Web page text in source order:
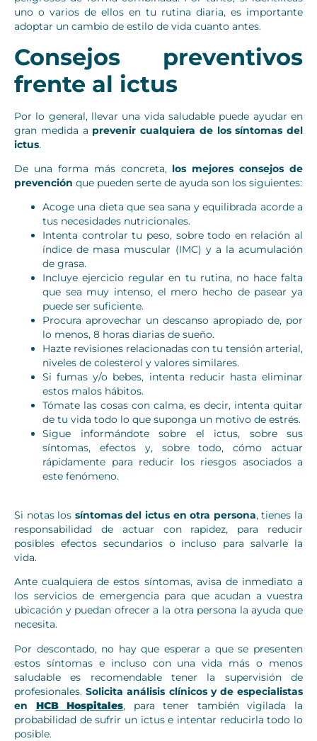
uno o varios de ellos en tu rutina diaria, es importante
adoptar un cambio de estilo de vida cuanto antes.
Consejos preventivos
frente al ictus
Por lo general, llevar una vida saludable puede ayudar en
gran medida a prevenir cualquiera de los síntomas del
ictus.
De una forma más concreta, los mejores consejos de
prevención que pueden serte de ayuda son los siguientes:
Acoge una dieta que sea sana y equilibrada acorde a
tus necesidades nutricionales.
Intenta controlar tu peso, sobre todo en relación al
índice de masa muscular (IMC) y a la acumulación
de grasa.
Incluye ejercicio regular en tu rutina, no hace falta
que sea muy intenso, el mero hecho de pasear ya
puede ser suficiente.
Procura aprovechar un descanso apropiado de, por
lo menos, 8 horas diarias de sueño.
Hazte revisiones relacionadas con tu tensión arterial,
niveles de colesterol y valores similares.
Si fumas y/o bebes, intenta reducir hasta eliminar
estos malos hábitos.
Tómate las cosas con calma, es decir, intenta quitar
de tu vida todo lo que suponga un motivo de estrés.
Sigue informándote sobre el ictus, sobre sus
síntomas, efectos y, sobre todo, cómo actuar
rápidamente para reducir los riesgos asociados a
este fenómeno.
Si notas los síntomas del ictus en otra persona, tienes la
responsabilidad de actuar con rapidez, para reducir
posibles efectos secundarios o incluso para salvarle la
vida.
Ante cualquiera de estos síntomas, avisa de inmediato a
los servicios de emergencia para que acudan a vuestra
ubicación y puedan ofrecer a la otra persona la ayuda que
necesita.
Por descontado, no hay que esperar a que se presenten
estos síntomas e incluso con una vida más o menos
saludable es recomendable tener la supervisión de
profesionales.Solicita análisis clínicos y de especialistas
en HCB Hospitales, para tener también vigilada la
probabilidad de sufrir un ictus e intentar reducirla todo lo
posible.